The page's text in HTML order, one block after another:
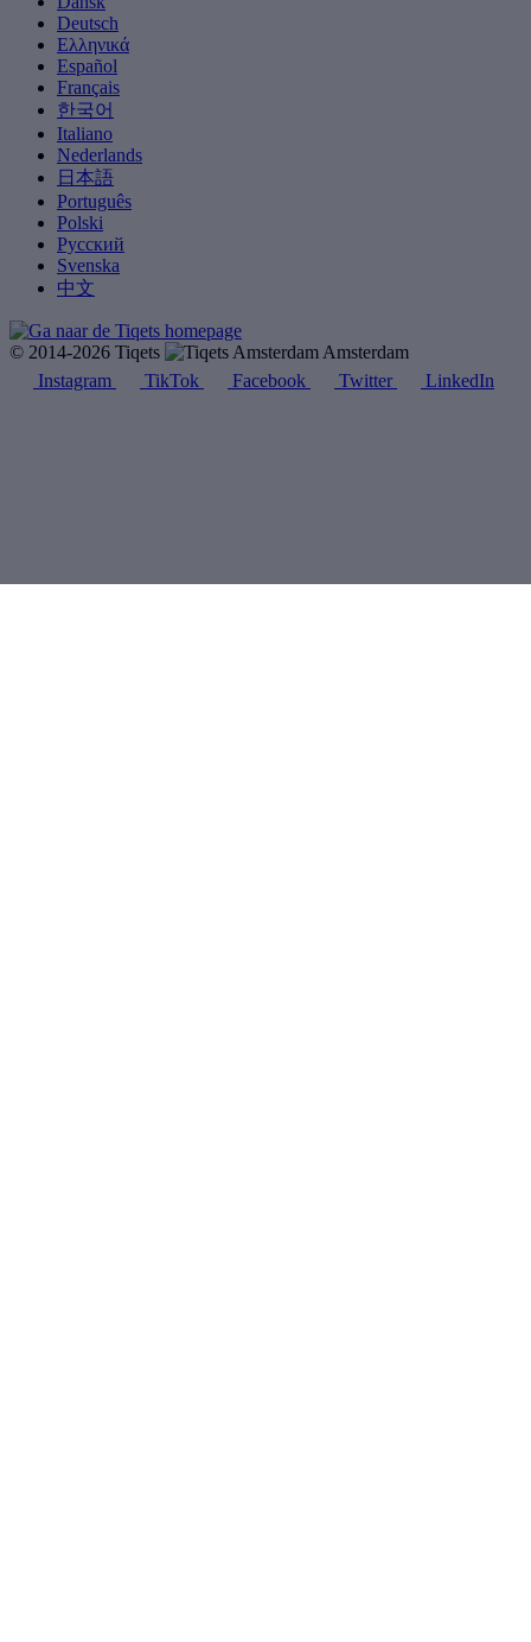
Deutsch
Ελληνικά
Español
Français
한국어
Italiano
Nederlands
日本語
Português
Polski
Русский
Svenska
中文
© 2014-2026 Tiqets
Amsterdam
Instagram
TikTok Facebook Twitter LinkedIn